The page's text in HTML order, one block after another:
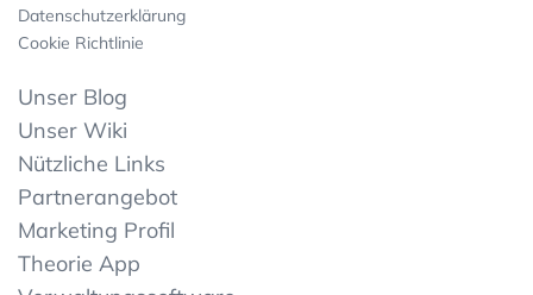
Datenschutzerklärung
Cookie Richtlinie
Unser Blog
Unser Wiki
Nützliche Links
Partnerangebot
Marketing Profil
Theorie App